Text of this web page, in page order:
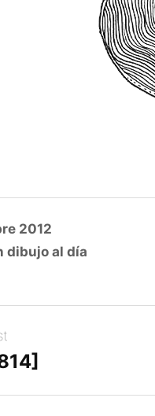
2012
dibujo al día